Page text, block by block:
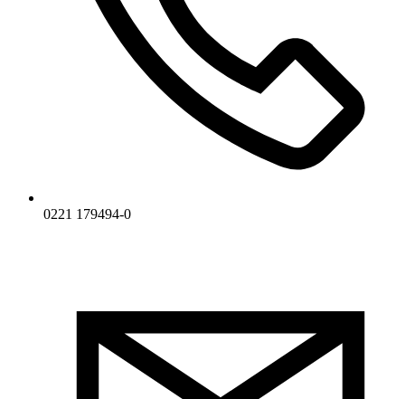
0221 179494-0